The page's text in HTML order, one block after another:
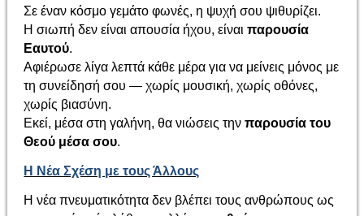
Σε έναν κόσμο γεμάτο φωνές, η ψυχή σου ψιθυρίζει.
Η σιωπή δεν είναι απουσία ήχου, είναιπαρουσία
Εαυτού.
Αφιέρωσε λίγα λεπτά κάθε μέρα για να μείνεις μόνος με
τη συνείδησή σου — χωρίς μουσική, χωρίς οθόνες,
χωρίς βιασύνη.
Εκεί, μέσα στη γαλήνη, θα νιώσεις τηνπαρουσία του
Θεού μέσα σου.
Η Νέα Σχέση με τους Άλλους
Η νέα πνευματικότητα δεν βλέπει τους ανθρώπους ως